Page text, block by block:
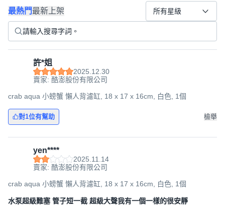
最熱門最新上架 所有星級
許*姐
2025.12.30
賣家: 酷澎股份有限公司
crab aqua 小螃蟹 懶人背濾缸, 18 x 17 x 16cm, 白色, 1個
對1位有幫助 檢舉
yen****
2025.11.14
賣家: 酷澎股份有限公司
crab aqua 小螃蟹 懶人背濾缸, 18 x 17 x 16cm, 白色, 1個
水泵超級難塞 管子短一截 超級大聲我有一個一樣的很安靜